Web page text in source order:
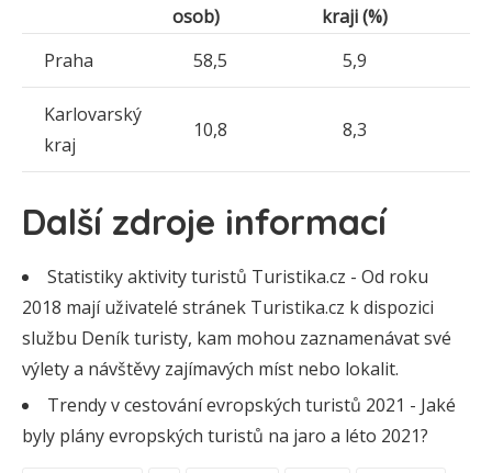
osob)
kraji (%)
Praha
58,5 5,9
Karlovarský
kraj
10,8 8,3
Další zdroje informací
Statistiky aktivity turistů Turistika.cz - Od roku
2018 mají uživatelé stránek Turistika.cz k dispozici
službu Deník turisty, kam mohou zaznamenávat své
výlety a návštěvy zajímavých míst nebo lokalit.
Trendy v cestování evropských turistů 2021 - Jaké
byly plány evropských turistů na jaro a léto 2021?